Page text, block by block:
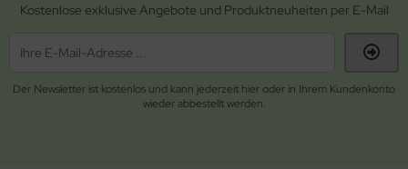
Kostenlose exklusive Angebote und Produktneuheiten per E-Mail
Der Newsletter ist kostenlos und kann jederzeit hier oder in Ihrem Kundenkonto
wieder abbestellt werden.